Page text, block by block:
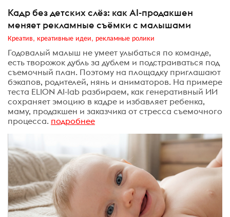
Кадр без детских слёз: как AI-продакшен
меняет рекламные съёмки с малышами
Креатив, креативные идеи, рекламные ролики
Годовалый малыш не умеет улыбаться по команде,
есть творожок дубль за дублем и подстраиваться под
съемочный план. Поэтому на площадку приглашают
бэкапов, родителей, нянь и аниматоров. На примере
теста ELION AI-lab разбираем, как генеративный ИИ
сохраняет эмоцию в кадре и избавляет ребенка,
маму, продакшен и заказчика от стресса съемочного
процесса. подробнее